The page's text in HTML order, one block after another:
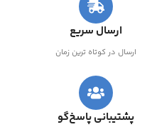
ارسال سریع
ارسال در کوتاه ترین زمان
پشتیبانی پاسخ‌گو